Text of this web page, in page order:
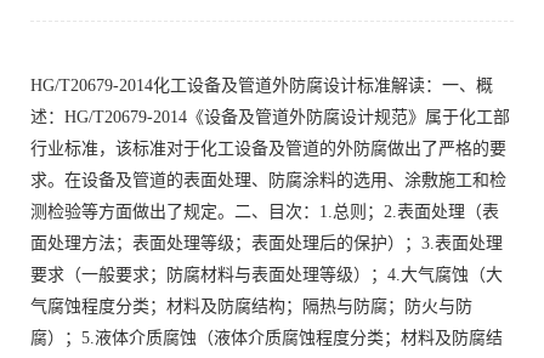
HG/T20679-2014化工设备及管道外防腐设计标准解读：一、概
述： HG/T20679-2014《设备及管道外防腐设计规范》属于化工部
行业标准，该标准对于化工设备及管道的外防腐做出了严格的要
求。在设备及管道的表面处理、防腐涂料的选用、涂敷施工和检
测检验等方面做出了规定。 二、目次：1.总则；2.表面处理（表
面处理方法；表面处理等级；表面处理后的保护）；3.表面处理
要求（一般要求；防腐材料与表面处理等级）；4.大气腐蚀（大
气腐蚀程度分类；材料及防腐结构；隔热与防腐；防火与防
腐）；5.液体介质腐蚀（液体介质腐蚀程度分类；材料及防腐结